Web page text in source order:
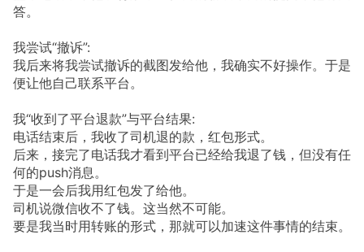
答。
我尝试“撤诉”:
我后来将我尝试撤诉的截图发给他，我确实不好操作。于是
便让他自己联系平台。
我“收到了平台退款”与平台结果:
电话结束后，我收了司机退的款，红包形式。
后来，接完了电话我才看到平台已经给我退了钱，但没有任
何的push消息。
于是一会后我用红包发了给他。
司机说微信收不了钱。这当然不可能。
要是我当时用转账的形式，那就可以加速这件事情的结束。